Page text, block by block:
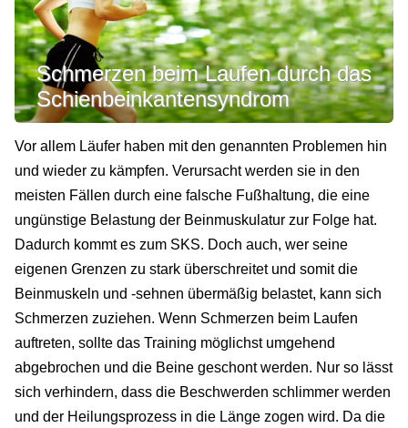
Schmerzen beim Laufen durch das
Schienbeinkantensyndrom
Vor allem Läufer haben mit den genannten Problemen hin
und wieder zu kämpfen. Verursacht werden sie in den
meisten Fällen durch eine falsche Fußhaltung, die eine
ungünstige Belastung der Beinmuskulatur zur Folge hat.
Dadurch kommt es zum SKS. Doch auch, wer seine
eigenen Grenzen zu stark überschreitet und somit die
Beinmuskeln und -sehnen übermäßig belastet, kann sich
Schmerzen zuziehen. Wenn Schmerzen beim Laufen
auftreten, sollte das Training möglichst umgehend
abgebrochen und die Beine geschont werden. Nur so lässt
sich verhindern, dass die Beschwerden schlimmer werden
und der Heilungsprozess in die Länge zogen wird. Da die